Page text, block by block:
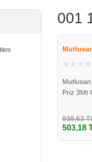
001
Priz 3Mt
838,63
503,18